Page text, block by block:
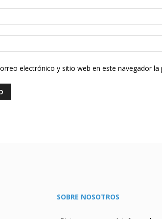
electrónico y sitio web en este navegador
SOBRE NOSOTROS